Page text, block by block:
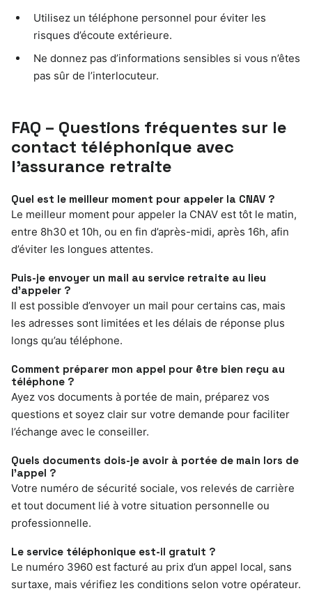
Utilisez un téléphone personnel pour éviter les
risques d’écoute extérieure.
Ne donnez pas d’informations sensibles si vous n’êtes
pas sûr de l’interlocuteur.
FAQ – Questions fréquentes sur le
contact téléphonique avec
l’assurance retraite
Quel est le meilleur moment pour appeler la CNAV ?
Le meilleur moment pour appeler la CNAV est tôt le matin,
entre 8h30 et 10h, ou en fin d’après-midi, après 16h, afin
d’éviter les longues attentes.
Puis-je envoyer un mail au service retraite au lieu
d’appeler ?
Il est possible d’envoyer un mail pour certains cas, mais
les adresses sont limitées et les délais de réponse plus
longs qu’au téléphone.
Comment préparer mon appel pour être bien reçu au
téléphone ?
Ayez vos documents à portée de main, préparez vos
questions et soyez clair sur votre demande pour faciliter
l’échange avec le conseiller.
Quels documents dois-je avoir à portée de main lors de
l’appel ?
Votre numéro de sécurité sociale, vos relevés de carrière
et tout document lié à votre situation personnelle ou
professionnelle.
Le service téléphonique est-il gratuit ?
Le numéro 3960 est facturé au prix d’un appel local, sans
surtaxe, mais vérifiez les conditions selon votre opérateur.